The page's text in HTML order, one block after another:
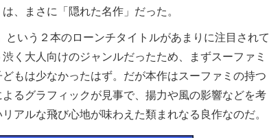
、まさに「隠れた名作」だった。
という２本のローンチタイトルがあまりに注目されて
く大人向けのジャンルだったため、まずスーファミ
もは少なかったはず。だが本作はスーファミの持つ
るグラフィックが見事で、揚力や風の影響などを考
アルな飛び心地が味わえた類まれなる良作なのだ。